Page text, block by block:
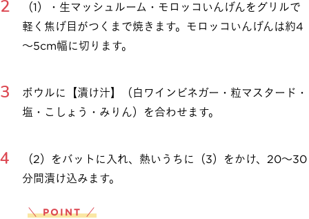
（1）・生マッシュルーム・モロッコいんげんをグリルで
軽く焦げ目がつくまで焼きます。モロッコいんげんは約4
～5cm幅に切ります。
ボウルに【漬け汁】（白ワインビネガー・粒マスタード・
塩・こしょう・みりん）を合わせます。
（2）をバットに入れ、熱いうちに（3）をかけ、20～30
分間漬け込みます。
＼ POINT ／